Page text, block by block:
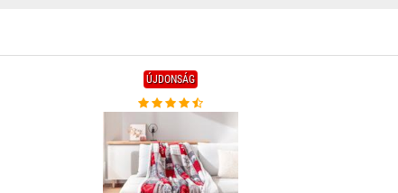
ÚJDONSÁG